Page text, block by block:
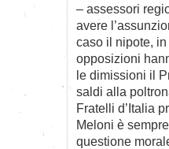
– assessori
avere
caso il nipote,
opposizioni
le dimissioni il
saldi alla
Fratelli d’Italia
Meloni è
questione